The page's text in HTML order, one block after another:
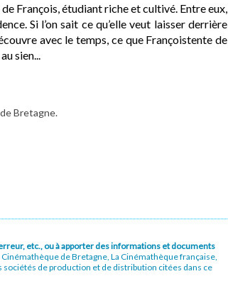
François, étudiant riche et cultivé. Entre eux,
Si l’on sait ce qu’elle veut laisser derrière
avec le temps, ce que Françoistente de
sien...
Bretagne.
etc., ou à apporter des informations et documents
de Bretagne, La Cinémathèque française,
de production et de distribution citées dans ce